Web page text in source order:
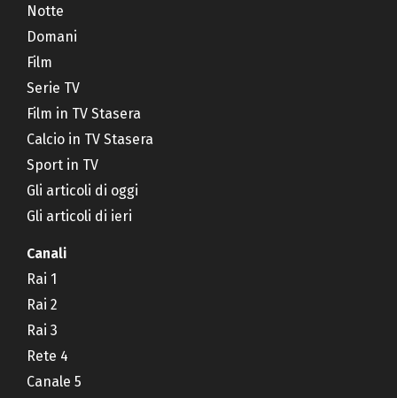
Notte
Domani
Film
Serie TV
Film in TV Stasera
Calcio in TV Stasera
Sport in TV
Gli articoli di oggi
Gli articoli di ieri
Canali
Rai 1
Rai 2
Rai 3
Rete 4
Canale 5